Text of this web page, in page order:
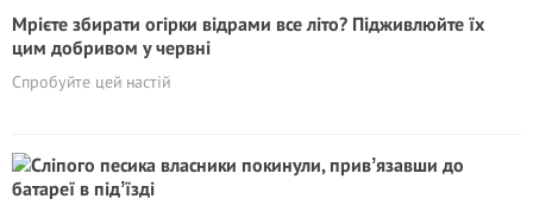
Мрієте збирати огірки відрами все літо? Підживлюйте їх
цим добривом у червні
Спробуйте цей настій